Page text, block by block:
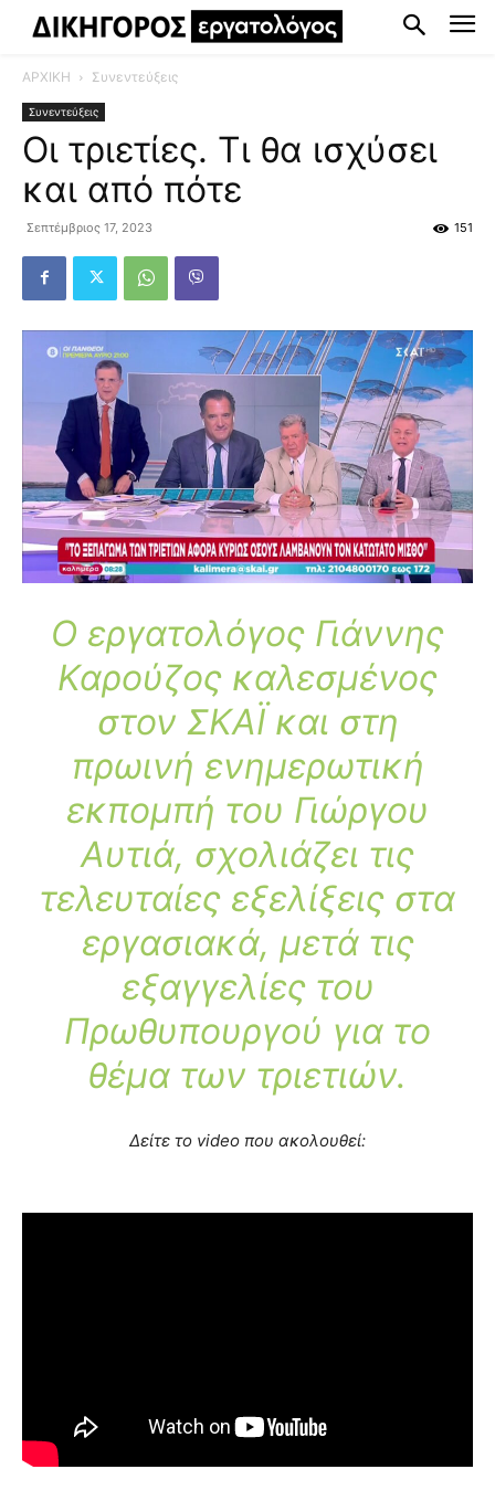
ΑΡΧΙΚΗ Συνεντεύξεις
Συνεντεύξεις
Οι τριετίες. Τι θα ισχύσει
και από πότε
Σεπτέμβριος 17, 2023 151
Ο εργατολόγος Γιάννης
Καρούζος καλεσμένος
στον ΣΚΑΪ και στη
πρωινή ενημερωτική
εκπομπή του Γιώργου
Αυτιά, σχολιάζει τις
τελευταίες εξελίξεις στα
εργασιακά, μετά τις
εξαγγελίες του
Πρωθυπουργού για το
θέμα των τριετιών.
Δείτε το video που ακολουθεί: